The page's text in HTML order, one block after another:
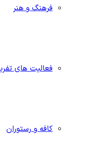
فرهنگ و هنر
فعالیت های
کافه و رستوران